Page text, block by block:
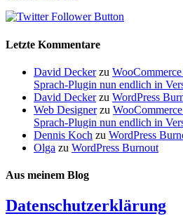
Letzte Kommentare
David Deckerzu
Sprach-Plugin nun endlich in
David Deckerzu WordPress
Web Designerzu
Sprach-Plugin nun endlich in
Dennis Koch zu WordPress
Olga zu WordPress Burnout
Aus meinem Blog
Datenschutzerklärung